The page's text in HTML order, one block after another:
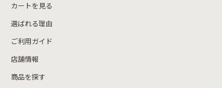
カートを見る
選ばれる理由
ご利用ガイド
店舗情報
商品を探す